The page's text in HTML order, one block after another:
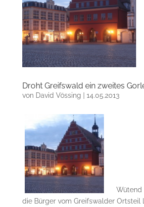
Droht Greifswald ein zweites
von David Vössing 14.05.2013
Wütend
die Bürger vom Greifswalder Ortsteil